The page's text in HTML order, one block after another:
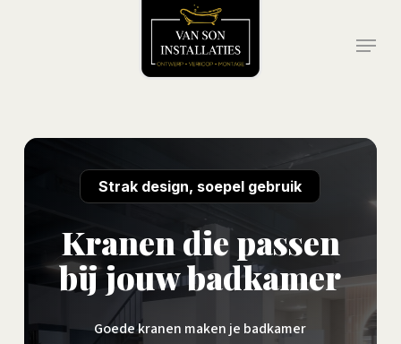
Menu
Strak design, soepel gebruik
Kranen die passen
bij jouw badkamer
Goede kranen maken je badkamer